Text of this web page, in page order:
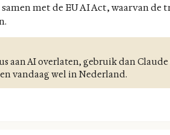
met de EU AI Act, waarvan
aan AI overlaten, gebruik dan
vandaag wel in Nederland.